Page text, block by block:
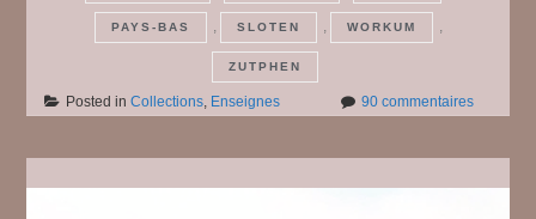
PAYS-BAS , SLOTEN , WORKUM ,
ZUTPHEN
Posted inCollections, Enseignes 90 commentairessur
16